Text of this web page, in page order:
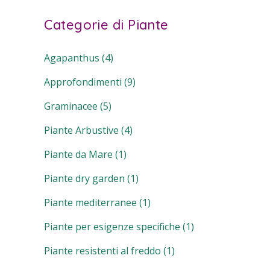
Categorie di Piante
Agapanthus (4)
Approfondimenti (9)
Graminacee (5)
Piante Arbustive (4)
Piante da Mare (1)
Piante dry garden (1)
Piante mediterranee (1)
Piante per esigenze specifiche (1)
Piante resistenti al freddo (1)